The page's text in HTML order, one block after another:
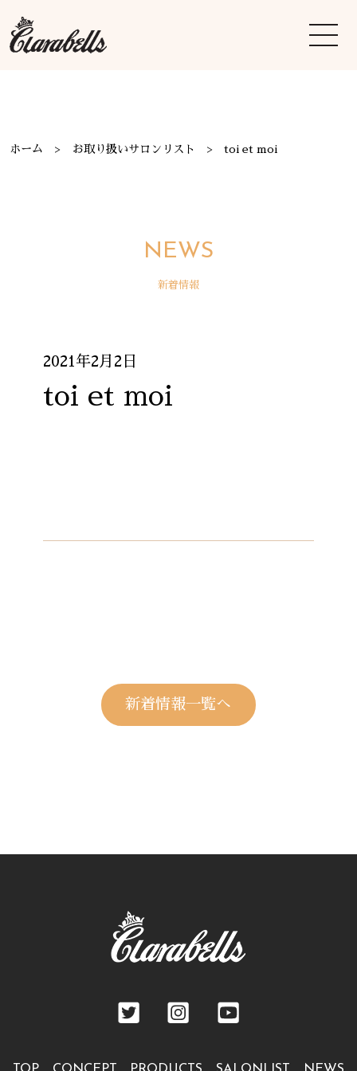
ホーム お取り扱いサロンリスト toi et moi
NEWS
新着情報
2021年2月2日
toi et moi
新着情報一覧へ